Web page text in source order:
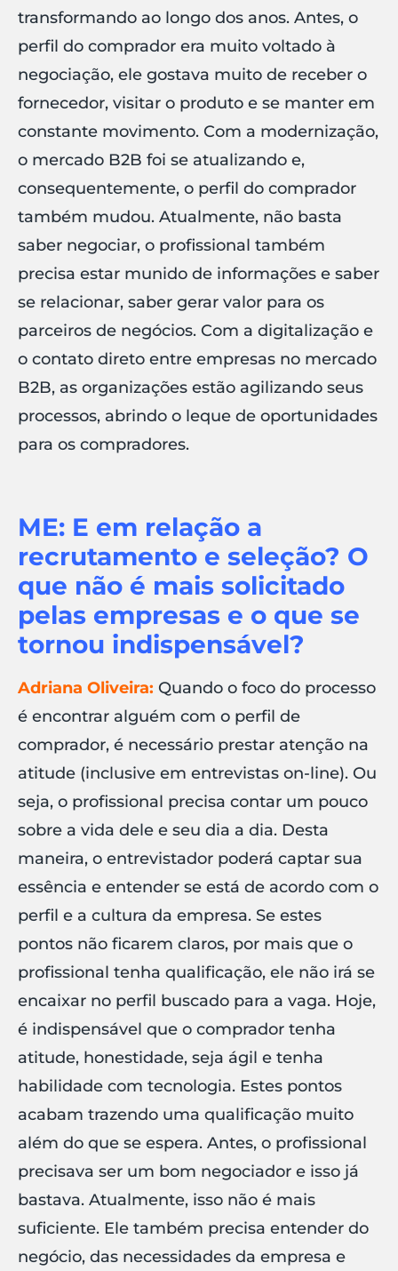
transformando ao longo dos anos. Antes, o
perfil do comprador era muito voltado à
negociação, ele gostava muito de receber o
fornecedor, visitar o produto e se manter em
constante movimento. Com a modernização,
o mercado B2B foi se atualizando e,
consequentemente, o perfil do comprador
também mudou. Atualmente, não basta
saber negociar, o profissional também
precisa estar munido de informações e saber
se relacionar, saber gerar valor para os
parceiros de negócios. Com a digitalização e
o contato direto entre empresas no mercado
B2B, as organizações estão agilizando seus
processos, abrindo o leque de oportunidades
para os compradores.
ME: E em relação a
recrutamento e seleção? O
que não é mais solicitado
pelas empresas e o que se
tornou indispensável?
Adriana Oliveira: Quando o foco do processo
é encontrar alguém com o perfil de
comprador, é necessário prestar atenção na
atitude (inclusive em entrevistas on-line). Ou
seja, o profissional precisa contar um pouco
sobre a vida dele e seu dia a dia. Desta
maneira, o entrevistador poderá captar sua
essência e entender se está de acordo com o
perfil e a cultura da empresa. Se estes
pontos não ficarem claros, por mais que o
profissional tenha qualificação, ele não irá se
encaixar no perfil buscado para a vaga. Hoje,
é indispensável que o comprador tenha
atitude, honestidade, seja ágil e tenha
habilidade com tecnologia. Estes pontos
acabam trazendo uma qualificação muito
além do que se espera. Antes, o profissional
precisava ser um bom negociador e isso já
bastava. Atualmente, isso não é mais
suficiente. Ele também precisa entender do
negócio, das necessidades da empresa e